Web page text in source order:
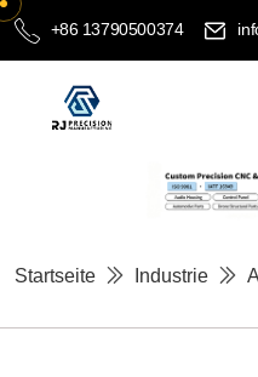
+86 13790500374
Startseite Industrie